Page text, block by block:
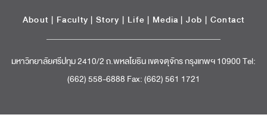
About | Faculty | Story | Life | Media |Job | Contact
มหาวิทยาลัยศรีปทุม 2410/2 ถ.พหลโยธิน เขตจตุจักร กรุงเทพฯ 10900 Tel:
(662) 558-6888 Fax: (662) 561 1721